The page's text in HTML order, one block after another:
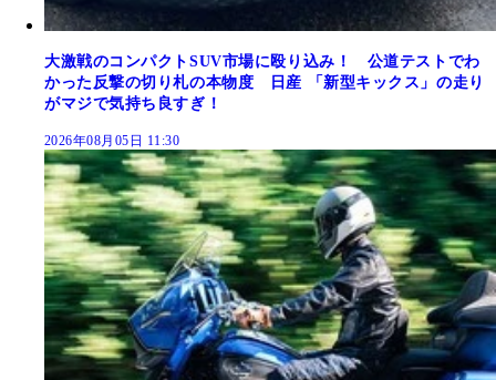
大激戦のコンパクトSUV市場に殴り込み！ 公道テストでわ
かった反撃の切り札の本物度 日産 「新型キックス」の走り
がマジで気持ち良すぎ！
2026年08月05日 11:30